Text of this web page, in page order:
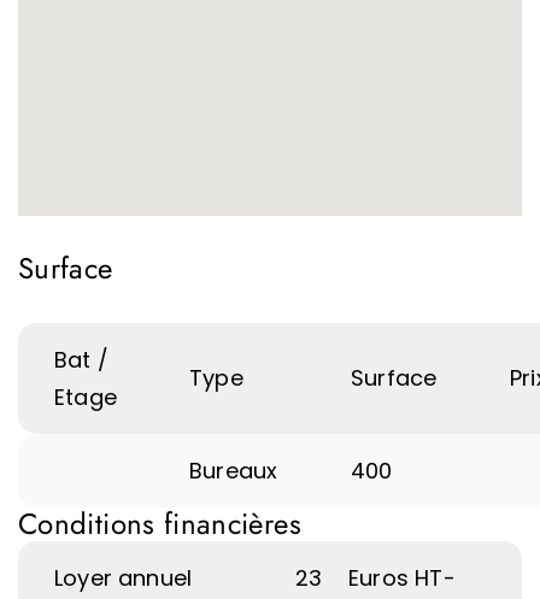
Surface
Bat /
Etage
Type Surface
Bureaux 400
Conditions financières
Loyer annuel
23
Euros HT-